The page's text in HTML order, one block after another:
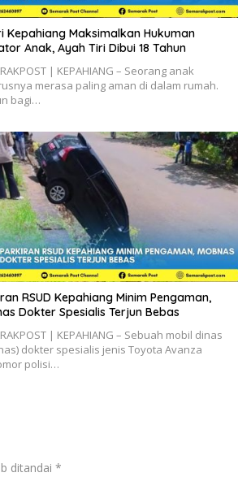
Kepahiang Maksimalkan Hukuman
Anak, Ayah Tiri Dibui 18 Tahun
| KEPAHIANG – Seorang anak
merasa paling aman di dalam rumah.
bagi…
RSUD Kepahiang Minim Pengaman,
Dokter Spesialis Terjun Bebas
| KEPAHIANG – Sebuah mobil dinas
dokter spesialis jenis Toyota Avanza
polisi…
ditandai *